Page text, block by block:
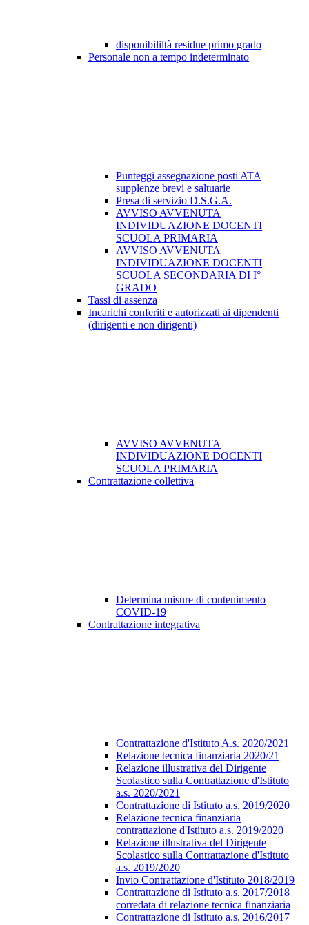
disponibililtà residue primo grado
Personale non a tempo indeterminato
Punteggi assegnazione posti ATA
supplenze brevi e saltuarie
Presa di servizio D.S.G.A.
AVVISO AVVENUTA
INDIVIDUAZIONE DOCENTI
SCUOLA PRIMARIA
AVVISO AVVENUTA
INDIVIDUAZIONE DOCENTI
SCUOLA SECONDARIA DI I°
GRADO
Tassi di assenza
Incarichi conferiti e autorizzati ai dipendenti
(dirigenti e non dirigenti)
AVVISO AVVENUTA
INDIVIDUAZIONE DOCENTI
SCUOLA PRIMARIA
Contrattazione collettiva
Determina misure di contenimento
COVID-19
Contrattazione integrativa
Contrattazione d'Istituto A.s. 2020/2021
Relazione tecnica finanziaria 2020/21
Relazione illustrativa del Dirigente
Scolastico sulla Contrattazione d'Istituto
a.s. 2020/2021
Contrattazione di Istituto a.s. 2019/2020
Relazione tecnica finanziaria
contrattazione d'Istituto a.s. 2019/2020
Relazione illustrativa del Dirigente
Scolastico sulla Contrattazione d'Istituto
a.s. 2019/2020
Invio Contrattazione d'Istituto 2018/2019
Contrattazione di Istituto a.s. 2017/2018
corredata di relazione tecnica finanziaria
Contrattazione di Istituto a.s. 2016/2017